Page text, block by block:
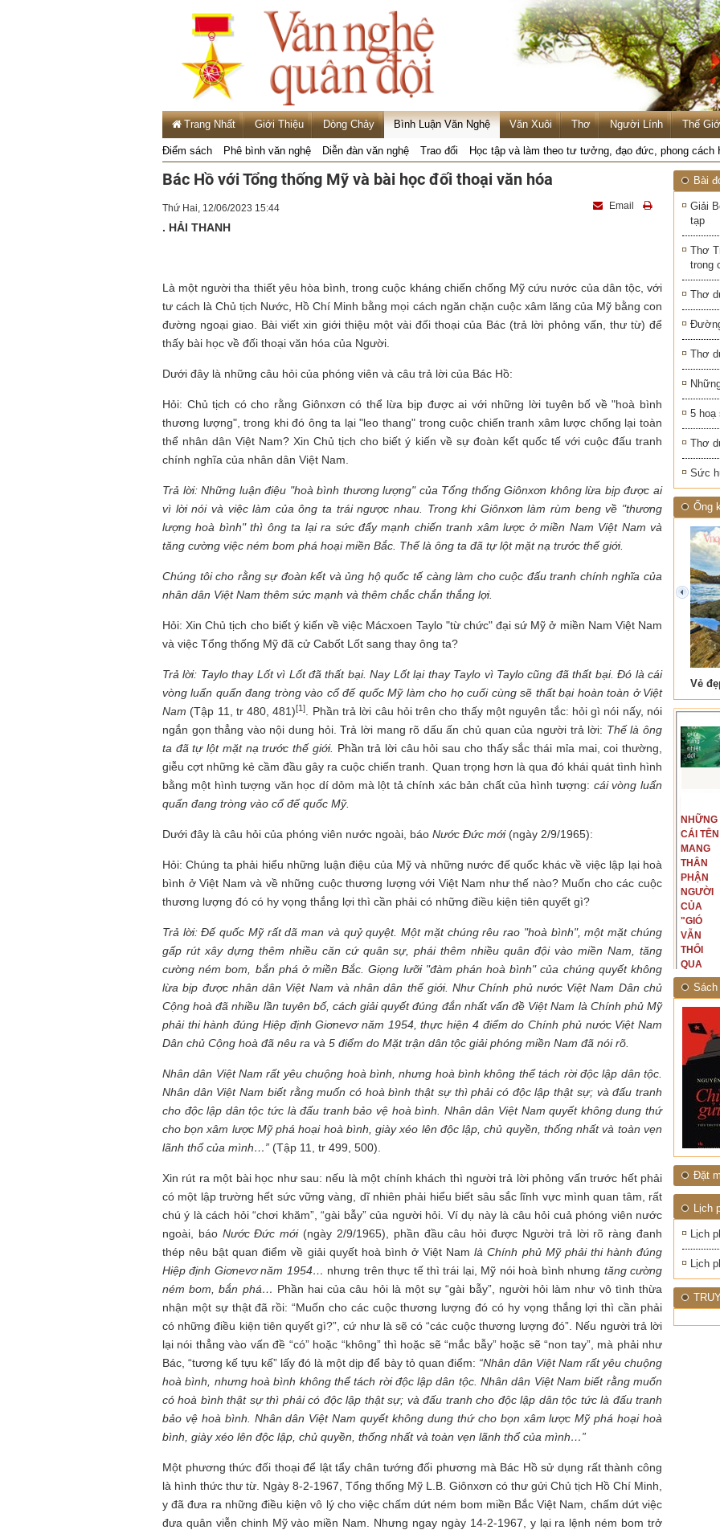
Trang Nhất Giới Thiệu Dòng Chảy Bình Luận Văn Nghệ Văn Xuôi Thơ Người Lính Thế
Điểm sách Phê bình văn nghệ Diễn đàn văn nghệ Trao đổi Học tập và làm theo tư tưởng, đạo đức, phong cách
Bác Hồ với Tổng thống Mỹ và bài học đối thoại văn hóa
Thứ Hai, 12/06/2023 15:44 Email
. HẢI THANH
Là một người tha thiết yêu hòa bình, trong cuộc kháng chiến chống Mỹ cứu nước của dân tộc, với
tư cách là Chủ tịch Nước, Hồ Chí Minh bằng mọi cách ngăn chặn cuộc xâm lăng của Mỹ bằng con
đường ngoại giao. Bài viết xin giới thiệu một vài đối thoại của Bác (trả lời phỏng vấn, thư từ) để
thấy bài học về đối thoại văn hóa của Người.
Dưới đây là những câu hỏi của phóng viên và câu trả lời của Bác Hồ:
Hỏi: Chủ tịch có cho rằng Giônxơn có thể lừa bịp được ai với những lời tuyên bố về "hoà bình
thương lượng", trong khi đó ông ta lại "leo thang" trong cuộc chiến tranh xâm lược chống lại toàn
thể nhân dân Việt Nam? Xin Chủ tịch cho biết ý kiến về sự đoàn kết quốc tế với cuộc đấu tranh
chính nghĩa của nhân dân Việt Nam.
Trả lời: Những luận điệu "hoà bình thương lượng" của Tổng thống Giônxơn không lừa bịp được ai
vì lời nói và việc làm của ông ta trái ngược nhau. Trong khi Giônxơn làm rùm beng về "thương
lượng hoà bình" thì ông ta lại ra sức đẩy mạnh chiến tranh xâm lược ở miền Nam Việt Nam và
tăng cường việc ném bom phá hoại miền Bắc. Thế là ông ta đã tự lột mặt nạ trước thế giới.
Chúng tôi cho rằng sự đoàn kết và ủng hộ quốc tế càng làm cho cuộc đấu tranh chính nghĩa của
nhân dân Việt Nam thêm sức mạnh và thêm chắc chắn thắng lợi.
Hỏi: Xin Chủ tịch cho biết ý kiến về việc Mácxoen Taylo "từ chức" đại sứ Mỹ ở miền Nam Việt Nam
và việc Tổng thống Mỹ đã cử Cabốt Lốt sang thay ông ta?
Trả lời: Taylo thay Lốt vì Lốt đã thất bại. Nay Lốt lại thay Taylo vì Taylo cũng đã thất bại. Đó là cái
vòng luẩn quẩn đang tròng vào cổ đế quốc Mỹ làm cho họ cuối cùng sẽ thất bại hoàn toàn ở Việt
Nam (Tập 11, tr 480, 481)[1]. Phần trả lời câu hỏi trên cho thấy một nguyên tắc: hỏi gì nói nấy, nói
ngắn gọn thẳng vào nội dung hỏi. Trả lời mang rõ dấu ấn chủ quan của người trả lời: Thế là ông
ta đã tự lột mặt nạ trước thế giới. Phần trả lời câu hỏi sau cho thấy sắc thái mỉa mai, coi thường,
giễu cợt những kẻ cầm đầu gây ra cuộc chiến tranh. Quan trọng hơn là qua đó khái quát tình hình
bằng một hình tượng văn học dí dỏm mà lột tả chính xác bản chất của hình tượng: cái vòng luẩn
quẩn đang tròng vào cổ đế quốc Mỹ.
Dưới đây là câu hỏi của phóng viên nước ngoài, báo Nước Đức mới(ngày 2/9/1965):
Hỏi: Chúng ta phải hiểu những luận điệu của Mỹ và những nước đế quốc khác về việc lập lại hoà
bình ở Việt Nam và về những cuộc thương lượng với Việt Nam như thế nào? Muốn cho các cuộc
thương lượng đó có hy vọng thắng lợi thì cần phải có những điều kiện tiên quyết gì?
Trả lời: Đế quốc Mỹ rất dã man và quỷ quyệt. Một mặt chúng rêu rao "hoà bình", một mặt chúng
gấp rút xây dựng thêm nhiều căn cứ quân sự, phái thêm nhiều quân đội vào miền Nam, tăng
cường ném bom, bắn phá ở miền Bắc. Giọng lưỡi "đàm phán hoà bình" của chúng quyết không
lừa bịp được nhân dân Việt Nam và nhân dân thế giới. Như Chính phủ nước Việt Nam Dân chủ
Cộng hoà đã nhiều lần tuyên bố, cách giải quyết đúng đắn nhất vấn đề Việt Nam là Chính phủ Mỹ
phải thi hành đúng Hiệp định Giơnevơ năm 1954, thực hiện 4 điểm do Chính phủ nước Việt Nam
Dân chủ Cộng hoà đã nêu ra và 5 điểm do Mặt trận dân tộc giải phóng miền Nam đã nói rõ.
Nhân dân Việt Nam rất yêu chuộng hoà bình, nhưng hoà bình không thể tách rời độc lập dân tộc.
Nhân dân Việt Nam biết rằng muốn có hoà bình thật sự thì phải có độc lập thật sự; và đấu tranh
cho độc lập dân tộc tức là đấu tranh bảo vệ hoà bình. Nhân dân Việt Nam quyết không dung thứ
cho bọn xâm lược Mỹ phá hoại hoà bình, giày xéo lên độc lập, chủ quyền, thống nhất và toàn vẹn
lãnh thổ của mình…” (Tập 11, tr 499, 500).
Xin rút ra một bài học như sau: nếu là một chính khách thì người trả lời phỏng vấn trước hết phải
có một lập trường hết sức vững vàng, dĩ nhiên phải hiểu biết sâu sắc lĩnh vực mình quan tâm, rất
chú ý là cách hỏi “chơi khăm”, “gài bẫy” của người hỏi. Ví dụ này là câu hỏi cuả phóng viên nước
ngoài, báo Nước Đức mới(ngày 2/9/1965), phần đầu câu hỏi được Người trả lời rõ ràng đanh
thép nêu bật quan điểm về giải quyết hoà bình ở Việt Nam là Chính phủ Mỹ phải thi hành đúng
Hiệp định Giơnevơ năm 1954… nhưng trên thực tế thì trái lại, Mỹ nói hoà bình nhưng tăng cường
ném bom, bắn phá… Phần hai của câu hỏi là một sự “gài bẫy”, người hỏi làm như vô tình thừa
nhận một sự thật đã rồi: “Muốn cho các cuộc thương lượng đó có hy vọng thắng lợi thì cần phải
có những điều kiện tiên quyết gì?”, cứ như là sẽ có “các cuộc thương lượng đó”. Nếu người trả lời
lại nói thẳng vào vấn đề “có” hoặc “không” thì hoặc sẽ “mắc bẫy” hoặc sẽ “non tay”, mà phải như
Bác, “tương kế tựu kế” lấy đó là một dịp để bày tỏ quan điểm: “Nhân dân Việt Nam rất yêu chuộng
hoà bình, nhưng hoà bình không thể tách rời độc lập dân tộc. Nhân dân Việt Nam biết rằng muốn
có hoà bình thật sự thì phải có độc lập thật sự; và đấu tranh cho độc lập dân tộc tức là đấu tranh
bảo vệ hoà bình. Nhân dân Việt Nam quyết không dung thứ cho bọn xâm lược Mỹ phá hoại hoà
bình, giày xéo lên độc lập, chủ quyền, thống nhất và toàn vẹn lãnh thổ của mình…”
Một phương thức đối thoại để lật tẩy chân tướng đối phương mà Bác Hồ sử dụng rất thành công
là hình thức thư từ. Ngày 8-2-1967, Tổng thống Mỹ L.B. Giônxơn có thư gửi Chủ tịch Hồ Chí Minh,
y đã đưa ra những điều kiện vô lý cho việc chấm dứt ném bom miền Bắc Việt Nam, chấm dứt việc
đưa quân viễn chinh Mỹ vào miền Nam. Nhưng ngay ngày 14-2-1967, y lại ra lệnh ném bom trở
Bài
Giải
tạp
Thơ
trong
Thơ
Thơ
5 hoạ
Thơ
Sức
Ống
Mùa xanh Tam Cốc Lẫm liệt Hải Vân quan
prev
NGƯỜI
NHỮNG
CHUYỆN
TÔI VIẾT
Tôi từng hình dung viết văn là
hành trình phác dựng thế giới từ
do tạo hình mọi thứ theo ý mình...
(TRẦN THỊ TÚ NGỌC)
MẪU
LÀ
NHỮNG
NGƯỜI
ĐÃ PHẤT
HỒNG
THÁNG
TÁM
NĂM
1945
dung, mở ra không gian của giai
ANH)
NHỮNG
CÁI TÊN
MANG
THÂN
PHẬN
NGƯỜI
CỦA
"GIÓ
VẪN
THỔI
QUA
RỪNG
NHIỆT
ĐỚI"
Đặt
Lịch
Lịch
Lịch